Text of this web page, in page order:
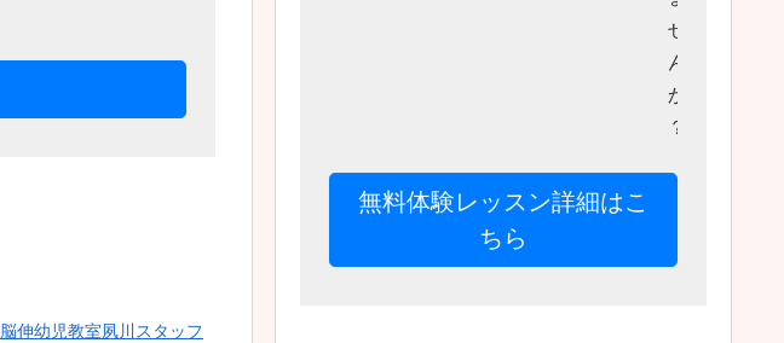
脳伸幼児教室夙川スタッフ
せ
ん
か
？
無料体験レッスン詳細はこ
ちら